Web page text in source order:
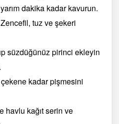
dakika kadar kavurun.
tuz ve şekeri
süzdüğünüz pirinci ekleyin
çekene kadar pişmesini
havlu kağıt serin ve